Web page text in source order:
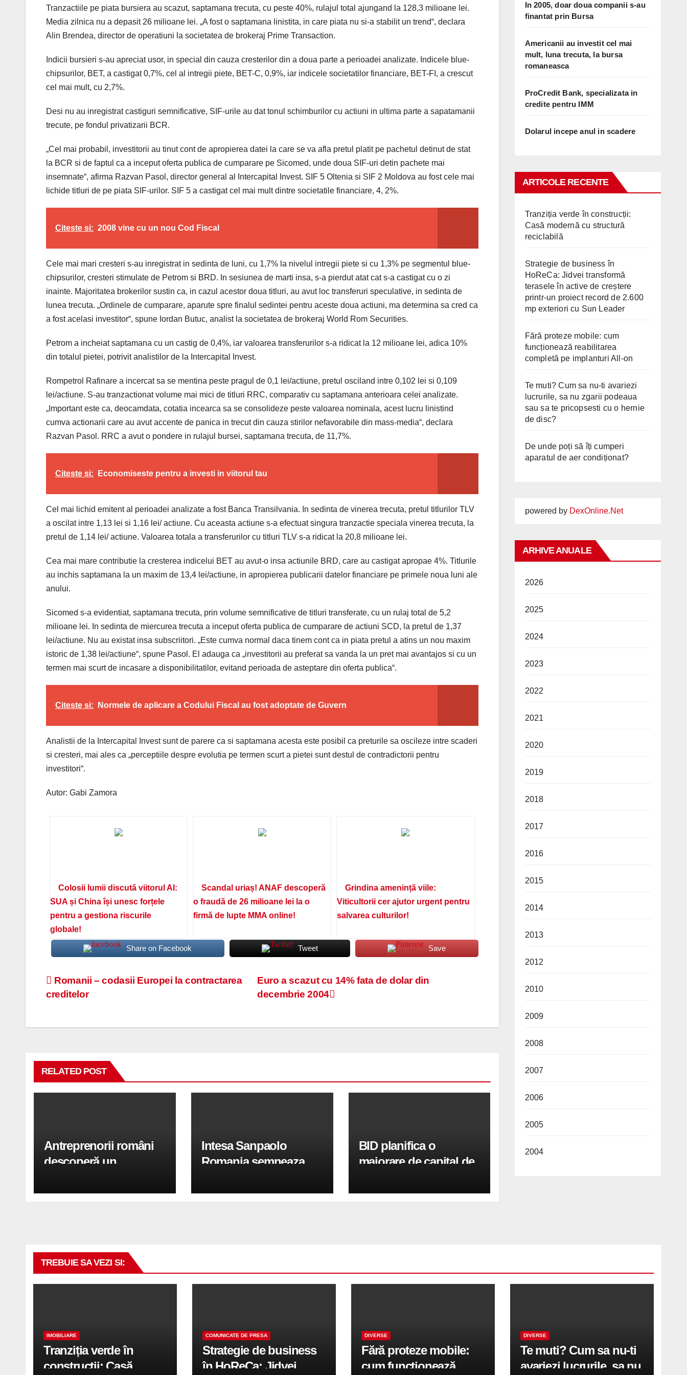
Tranzactiile pe piata bursiera au scazut, saptamana trecuta, cu peste 40%, rulajul total ajungand la 128,3 milioane lei.
Media zilnica nu a depasit 26 milioane lei. „A fost o saptamana linistita, in care piata nu si-a stabilit un trend“, declara
Alin Brendea, director de operatiuni la societatea de brokeraj Prime Transaction.
Indicii bursieri s-au apreciat usor, in special din cauza cresterilor din a doua parte a perioadei analizate. Indicele blue-
chipsurilor, BET, a castigat 0,7%, cel al intregii piete, BET-C, 0,9%, iar indicele societatilor financiare, BET-FI, a crescut
cel mai mult, cu 2,7%.
Desi nu au inregistrat castiguri semnificative, SIF-urile au dat tonul schimburilor cu actiuni in ultima parte a sapatamanii
trecute, pe fondul privatizarii BCR.
„Cel mai probabil, investitorii au tinut cont de apropierea datei la care se va afla pretul platit pe pachetul detinut de stat
la BCR si de faptul ca a inceput oferta publica de cumparare pe Sicomed, unde doua SIF-uri detin pachete mai
insemnate“, afirma Razvan Pasol, director general al Intercapital Invest. SIF 5 Oltenia si SIF 2 Moldova au fost cele mai
lichide titluri de pe piata SIF-urilor. SIF 5 a castigat cel mai mult dintre societatile financiare, 4, 2%.
Citeste si: 2008 vine cu un nou Cod Fiscal
Cele mai mari cresteri s-au inregistrat in sedinta de luni, cu 1,7% la nivelul intregii piete si cu 1,3% pe segmentul blue-
chipsurilor, cresteri stimulate de Petrom si BRD. In sesiunea de marti insa, s-a pierdut atat cat s-a castigat cu o zi
inainte. Majoritatea brokerilor sustin ca, in cazul acestor doua titluri, au avut loc transferuri speculative, in sedinta de
lunea trecuta. „Ordinele de cumparare, aparute spre finalul sedintei pentru aceste doua actiuni, ma determina sa cred ca
a fost acelasi investitor“, spune Iordan Butuc, analist la societatea de brokeraj World Rom Securities.
Petrom a incheiat saptamana cu un castig de 0,4%, iar valoarea transferurilor s-a ridicat la 12 milioane lei, adica 10%
din totalul pietei, potrivit analistilor de la Intercapital Invest.
Rompetrol Rafinare a incercat sa se mentina peste pragul de 0,1 lei/actiune, pretul osciland intre 0,102 lei si 0,109
lei/actiune. S-au tranzactionat volume mai mici de titluri RRC, comparativ cu saptamana anterioara celei analizate.
„Important este ca, deocamdata, cotatia incearca sa se consolideze peste valoarea nominala, acest lucru linistind
cumva actionarii care au avut accente de panica in trecut din cauza stirilor nefavorabile din mass-media“, declara
Razvan Pasol. RRC a avut o pondere in rulajul bursei, saptamana trecuta, de 11,7%.
Citeste si: Economiseste pentru a investi in viitorul tau
Cel mai lichid emitent al perioadei analizate a fost Banca Transilvania. In sedinta de vinerea trecuta, pretul titlurilor TLV
a oscilat intre 1,13 lei si 1,16 lei/ actiune. Cu aceasta actiune s-a efectuat singura tranzactie speciala vinerea trecuta, la
pretul de 1,14 lei/ actiune. Valoarea totala a transferurilor cu titluri TLV s-a ridicat la 20,8 milioane lei.
Cea mai mare contributie la cresterea indicelui BET au avut-o insa actiunile BRD, care au castigat apropae 4%. Titlurile
au inchis saptamana la un maxim de 13,4 lei/actiune, in apropierea publicarii datelor financiare pe primele noua luni ale
anului.
Sicomed s-a evidentiat, saptamana trecuta, prin volume semnificative de titluri transferate, cu un rulaj total de 5,2
milioane lei. In sedinta de miercurea trecuta a inceput oferta publica de cumparare de actiuni SCD, la pretul de 1,37
lei/actiune. Nu au existat insa subscriitori. „Este cumva normal daca tinem cont ca in piata pretul a atins un nou maxim
istoric de 1,38 lei/actiune“, spune Pasol. El adauga ca „investitorii au preferat sa vanda la un pret mai avantajos si cu un
termen mai scurt de incasare a disponibilitatilor, evitand perioada de asteptare din oferta publica“.
Citeste si: Normele de aplicare a Codului Fiscal au fost adoptate de Guvern
Analistii de la Intercapital Invest sunt de parere ca si saptamana acesta este posibil ca preturile sa oscileze intre scaderi
si cresteri, mai ales ca „perceptiile despre evolutia pe termen scurt a pietei sunt destul de contradictorii pentru
investitori“.
Autor: Gabi Zamora
Colosii lumii discută viitorul AI:
SUA și China își unesc forțele
pentru a gestiona riscurile
globale!
Scandal uriaș! ANAF descoperă
o fraudă de 26 milioane lei la o
firmă de lupte MMA online!
Grindina amenință viile:
Viticultorii cer ajutor urgent pentru
salvarea culturilor!
Share on Facebook Tweet Save
Navigare
articole
Euro a scazut cu 14% fata de dolar din
decembrie 2004
Romanii – codasii Europei la contractarea
creditelor
RELATED POST
Antreprenorii români
descoperă un
cum obțin firmele
Intesa Sanpaolo
Romania semneaza
sprijinirea IMM-urilor si
BID planifica o
majorare de capital de
euro in 2026 pentru a
In 2005, doar doua companii s-au
finantat prin Bursa
Americanii au investit cel mai
mult, luna trecuta, la bursa
romaneasca
ProCredit Bank, specializata in
credite pentru IMM
Dolarul incepe anul in scadere
ARTICOLE RECENTE
Tranziția verde în construcții:
Casă modernă cu structură
reciclabilă
Strategie de business în
HoReCa: Jidvei transformă
terasele în active de creștere
printr-un proiect record de 2.600
mp exteriori cu Sun Leader
Fără proteze mobile: cum
funcționează reabilitarea
completă pe implanturi All-on
Te muti? Cum sa nu-ti avariezi
lucrurile, sa nu zgarii podeaua
sau sa te pricopsesti cu o hernie
de disc?
De unde poți să îți cumperi
aparatul de aer condiționat?
powered by DexOnline.Net
ARHIVE ANUALE
2026
2025
2024
2023
2022
2021
2020
2019
2018
2017
2016
2015
2014
2013
2012
2010
2009
2008
2007
2006
2005
2004
TREBUIE SA VEZI SI:
IMOBILIARE
Tranziția verde în
construcții: Casă
COMUNICATE DE PRESA
Strategie de business
în HoReCa: Jidvei
DIVERSE
Fără proteze mobile:
cum funcționează
DIVERSE
Te muti? Cum sa nu-ti
avariezi lucrurile, sa nu